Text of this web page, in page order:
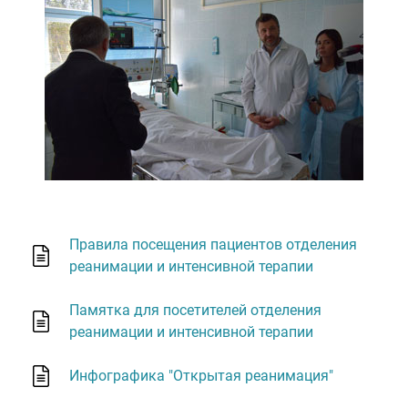
Правила посещения пациентов отделения
реанимации и интенсивной терапии
Памятка для посетителей отделения
реанимации и интенсивной терапии
Инфографика "Открытая реанимация"